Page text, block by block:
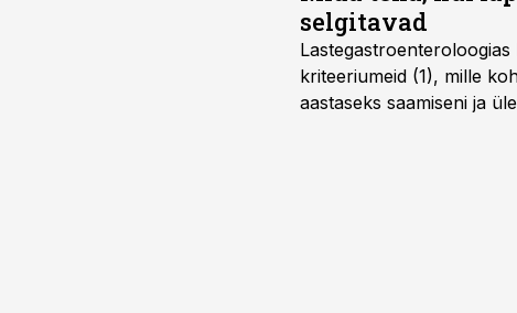
selgitavad
kriteeriumeid (1), mille
aastaseks saamiseni ja